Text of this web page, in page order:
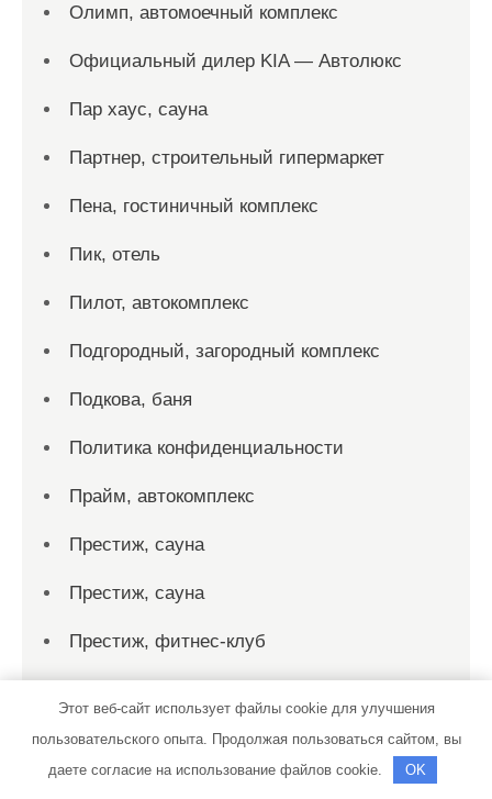
Олимп, автомоечный комплекс
Официальный дилер KIA — Автолюкс
Пар хаус, сауна
Партнер, строительный гипермаркет
Пена, гостиничный комплекс
Пик, отель
Пилот, автокомплекс
Подгородный, загородный комплекс
Подкова, баня
Политика конфиденциальности
Прайм, автокомплекс
Престиж, сауна
Престиж, сауна
Престиж, фитнес-клуб
Про12Вольт
Этот веб-сайт использует файлы cookie для улучшения
пользовательского опыта. Продолжая пользоваться сайтом, вы
даете согласие на использование файлов cookie.
OK